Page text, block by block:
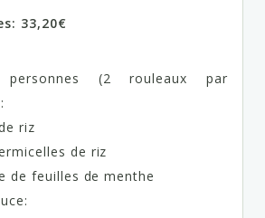
33,20€
(2 rouleaux par
riz
de riz
de feuilles de menthe